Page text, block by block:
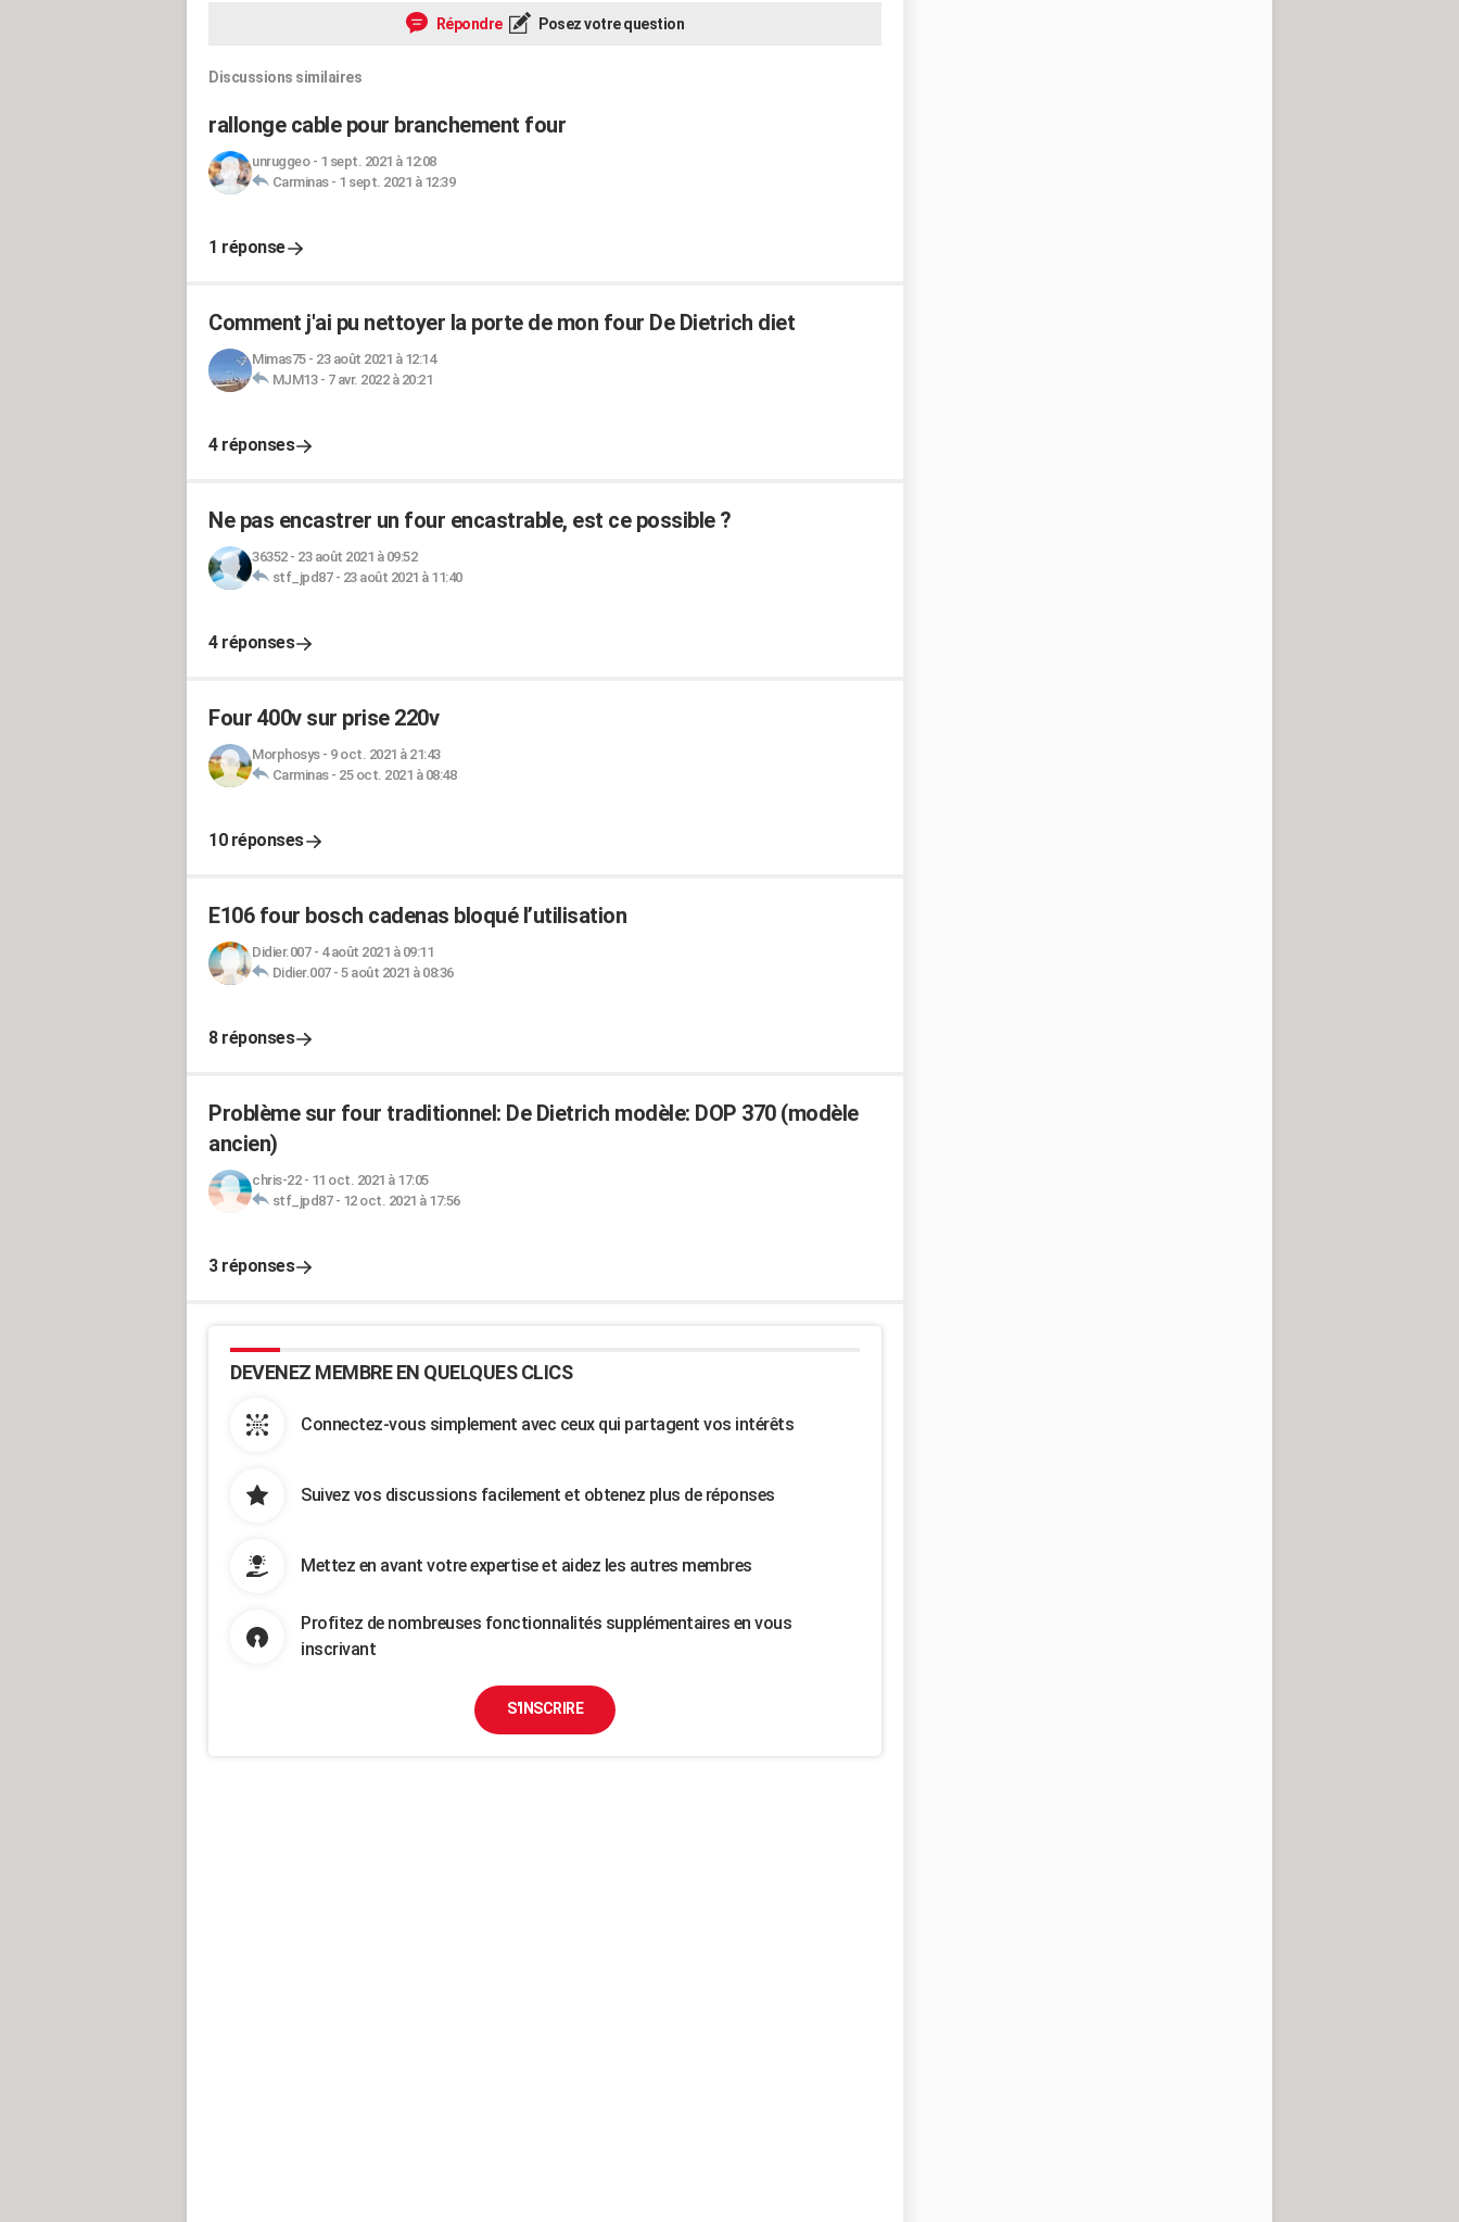
Répondre Posez votre question
Discussions similaires
rallonge cable pour branchement four
unruggeo- 1 sept. 2021 à 12:08
Carminas- 1 sept. 2021 à 12:39
1 réponse
Comment j'ai pu nettoyer la porte de mon four De Dietrich diet
Mimas75- 23 août 2021 à 12:14
MJM13- 7 avr. 2022 à 20:21
4 réponses
Ne pas encastrer un four encastrable, est ce possible ?
36352- 23 août 2021 à 09:52
stf_jpd87- 23 août 2021 à 11:40
4 réponses
Four 400v sur prise 220v
Morphosys- 9 oct. 2021 à 21:43
Carminas- 25 oct. 2021 à 08:48
10 réponses
E106 four bosch cadenas bloqué l’utilisation
Didier.007- 4 août 2021 à 09:11
Didier.007- 5 août 2021 à 08:36
8 réponses
Problème sur four traditionnel: De Dietrich modèle: DOP 370 (modèle
ancien)
chris-22- 11 oct. 2021 à 17:05
stf_jpd87- 12 oct. 2021 à 17:56
3 réponses
DEVENEZ MEMBRE EN QUELQUES CLICS
Connectez-vous simplement avec ceux qui partagent vos intérêts
Suivez vos discussions facilement et obtenez plus de réponses
Mettez en avant votre expertise et aidez les autres membres
Profitez de nombreuses fonctionnalités supplémentaires en vous
inscrivant
S'INSCRIRE